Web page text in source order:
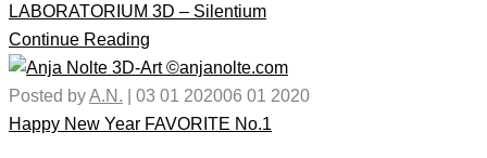
LABORATORIUM 3D – Silentium
Continue Reading
Posted byA.N. 03 01 202006 01 2020
Happy New Year FAVORITE No.1